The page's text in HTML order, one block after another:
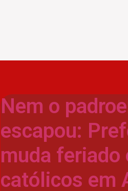
Nem o
escapou:
muda feriado
católicos em